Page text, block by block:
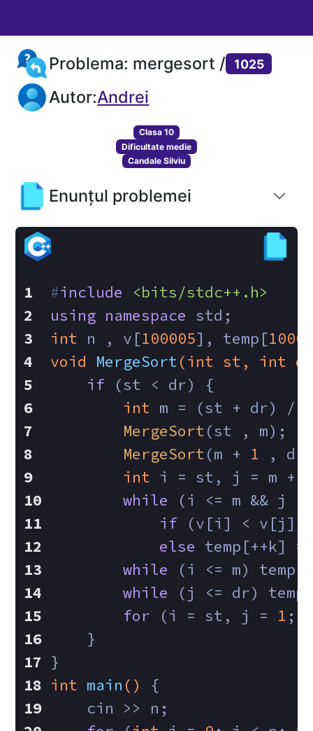
Problema: mergesort / 1025
Autor:Andrei
Clasa 10
Dificultate medie
Candale Silviu
Enunțul problemei
#include
<bits/stdc++.h>
using namespace std;
int n , v[100005], temp[
void
MergeSort(int st, int
if (st < dr) {
int m = (st + dr) /
MergeSort(st , m);
MergeSort(m + 1 ,
int i = st, j = m +
while (i <= m && j
if (v[i] < v[j])
else temp[++k]
while (i <= m)
while (j <= dr)
for (i = st, j = 1 ; i
    }
}
int main ()
{
    cin >> n;